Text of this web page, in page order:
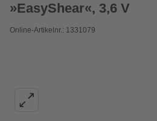
»EasyShear«, 3,6 V
Online-Artikelnr.: 1331079